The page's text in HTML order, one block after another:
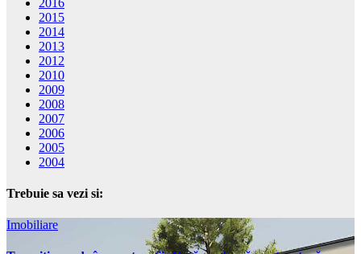
2015
2014
2013
2012
2010
2009
2008
2007
2006
2005
2004
Trebuie sa vezi si:
Imobiliare